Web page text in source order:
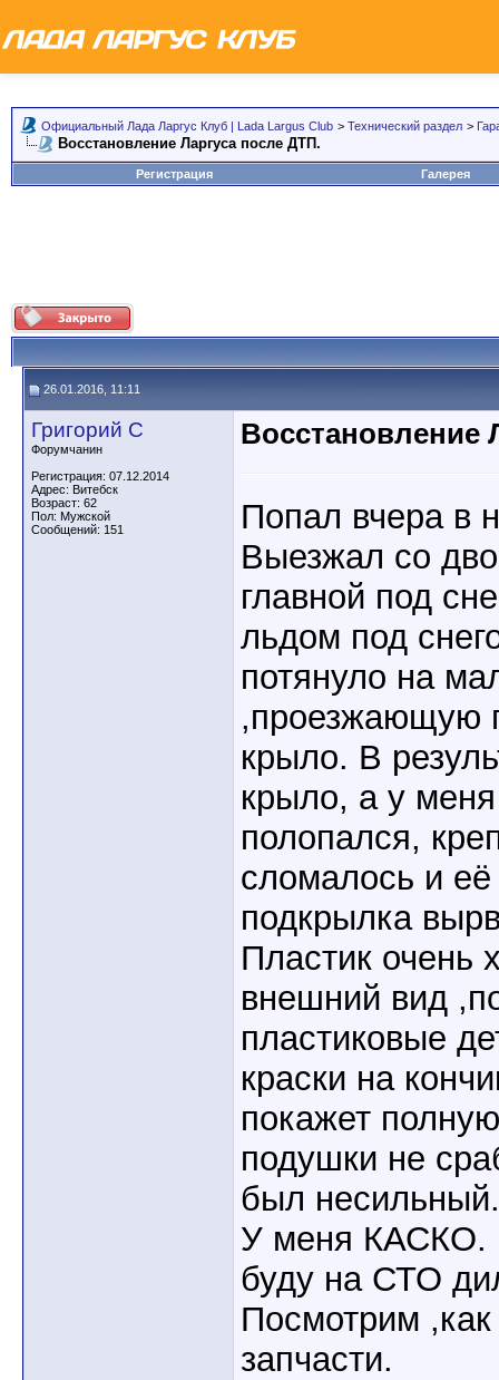
Официальный Лада Ларгус Клуб | Lada Largus Club > Технический раздел >
Восстановление Ларгуса после ДТП.
Регистрация Галерея
26.01.2016, 11:11
Григорий С
Форумчанин
Регистрация: 07.12.2014
Адрес: Витебск
Возраст: 62
Пол: Мужской
Сообщений: 151
Восстановление
Попал вчера в
Выезжал со
главной под
льдом под
потянуло на
,проезжающую
крыло. В
крыло, а у
полопался,
сломалось и
подкрылка
Пластик очень
внешний вид
пластиковые
краски на
покажет
подушки не
был несильный.
У меня КАСКО.
буду на СТО
Посмотрим
запчасти.